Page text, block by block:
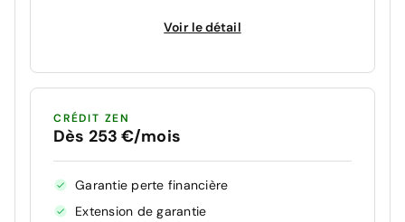
Voir le détail
CRÉDIT ZEN
Dès 253 €/mois
Garantie perte financière
Extension de garantie